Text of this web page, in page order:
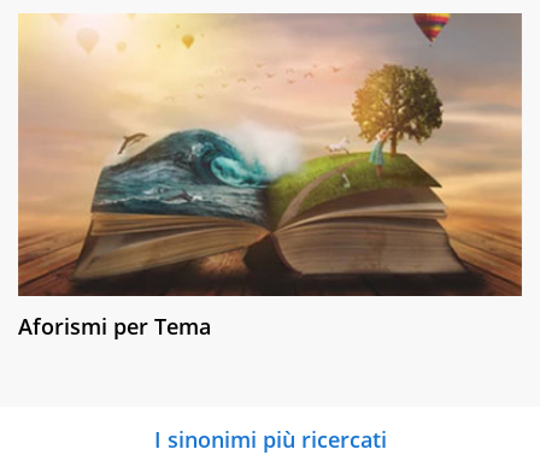
Aforismi per Tema
I sinonimi più ricercati